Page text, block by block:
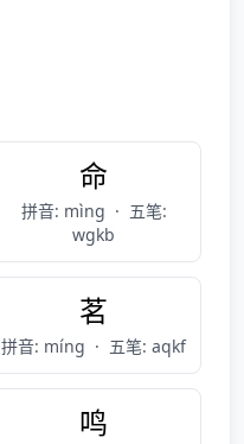
命
拼音: mìng · 五笔:
wgkb
茗
拼音: míng · 五笔: aqkf
鸣